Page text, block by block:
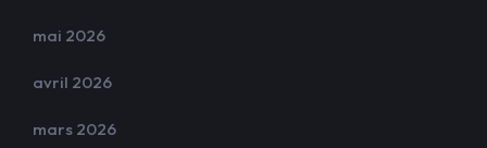
mai 2026
avril 2026
mars 2026